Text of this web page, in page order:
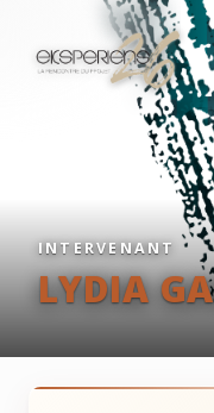
INTERVENANT
LYDIA